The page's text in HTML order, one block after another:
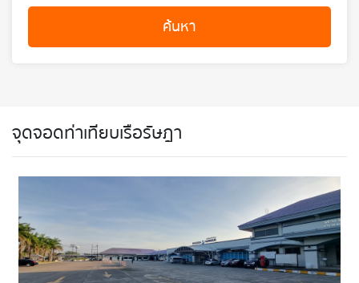
ค้นหา
จุดจอดท่าเทียบเรือรัษฎา